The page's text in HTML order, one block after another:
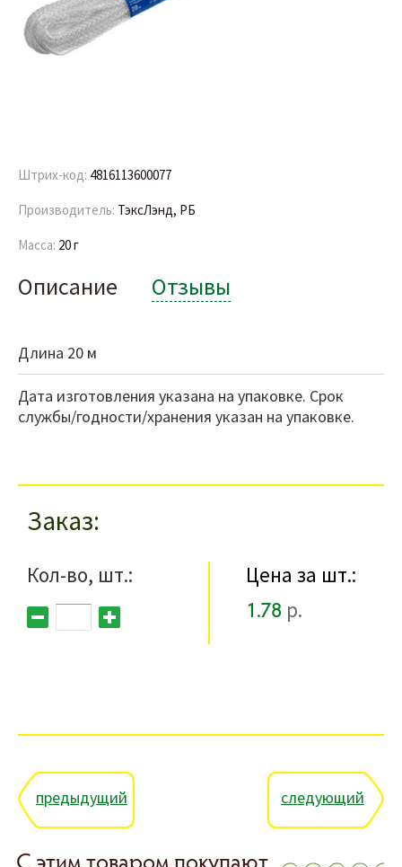
Штрих-код: 4816113600077
Производитель: ТэксЛэнд, РБ
Масса: 20 г
Описание Отзывы
Длина 20 м
Дата изготовления указана на упаковке. Срок
службы/годности/хранения указан на упаковке.
Заказ
Кол-во, шт.:
Цена за шт.:
1.78 р.
предыдущий следующий
С этим товаром покупают